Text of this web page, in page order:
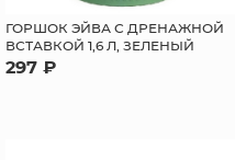
ГОРШОК ЭЙВА С ДРЕНАЖНОЙ
ВСТАВКОЙ 1,6 Л, ЗЕЛЕНЫЙ
297 ₽